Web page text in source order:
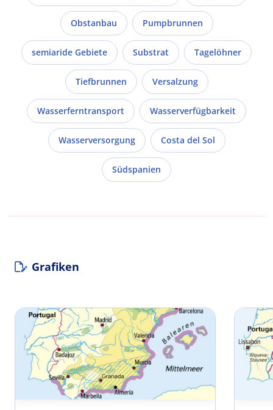
Obstanbau Pumpbrunnen
semiaride Gebiete Substrat Tagelöhner
Tiefbrunnen Versalzung
Wasserferntransport Wasserverfügbarkeit
Wasserversorgung Costa del Sol
Südspanien
Grafiken